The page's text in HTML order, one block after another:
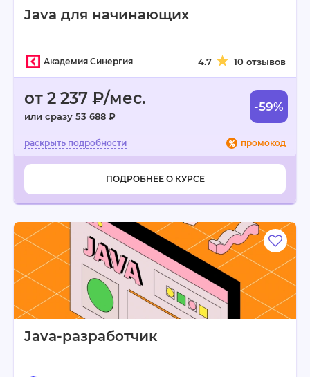
Java для начинающих
Академия Синергия 4.7 10 отзывов
от 2 237 ₽/мес.
или сразу 53 688 ₽
-59%
промокод
ПОДРОБНЕЕ О КУРСЕ
Java-разработчик